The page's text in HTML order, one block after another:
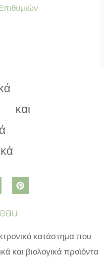
κατάστημα που
και βιολογικά προϊόντα